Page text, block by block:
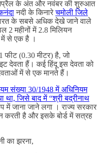
के अंत और नवंबर की शुरुआत
नदी के किनारेचमोली जिले
के सबसे अधिक देखे जाने वाले
2 महीनों में 2.8 मिलियन
में से एक है ।
फीट (0.30 मीटर) है, जो
देवता हैं। कई हिंदू इस देवता को
में से एक मानते हैं।
संख्या 30/1948 में अधिनियम
जिसे बाद में “श्री बद्रीनाथ
में जाना जाने लगा । राज्य सरकार
करती है और इसके बोर्ड में सत्रह
का झरना,